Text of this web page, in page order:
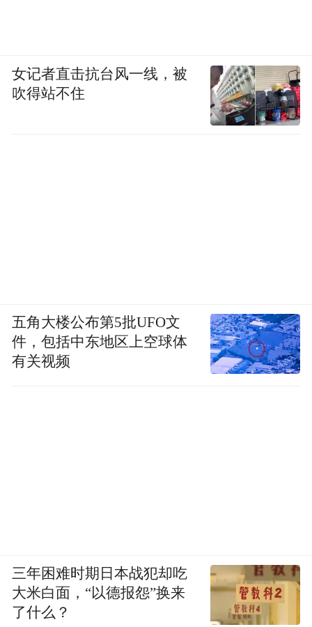
女记者直击抗台风一线，被
吹得站不住
五角大楼公布第5批UFO文
件，包括中东地区上空球体
有关视频
三年困难时期日本战犯却吃
大米白面，“以德报怨”换来
了什么？